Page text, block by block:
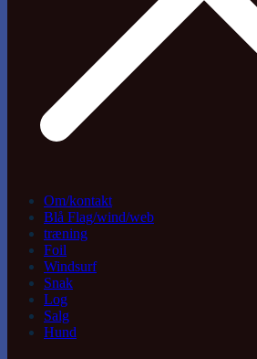
Om/kontakt
Blå Flag/wind/web
træning
Foil
Windsurf
Snak
Log
Salg
Hund